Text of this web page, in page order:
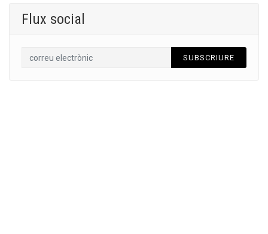
Flux social
SUBSCRIURE